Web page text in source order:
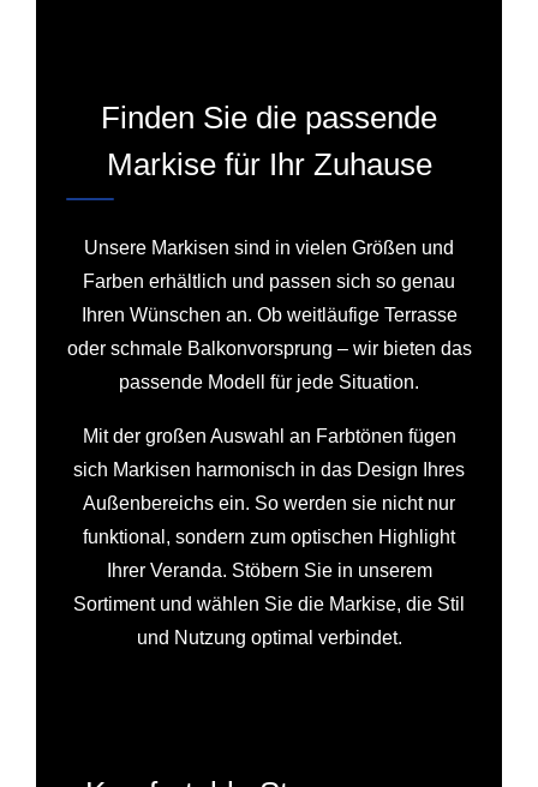
Finden Sie die passende
Markise für Ihr Zuhause
Unsere Markisen sind in vielen Größen und
Farben erhältlich und passen sich so genau
Ihren Wünschen an. Ob weitläufige Terrasse
oder schmale Balkonvorsprung – wir bieten das
passende Modell für jede Situation.
Mit der großen Auswahl an Farbtönen fügen
sich Markisen harmonisch in das Design Ihres
Außenbereichs ein. So werden sie nicht nur
funktional, sondern zum optischen Highlight
Ihrer Veranda. Stöbern Sie in unserem
Sortiment und wählen Sie die Markise, die Stil
und Nutzung optimal verbindet.